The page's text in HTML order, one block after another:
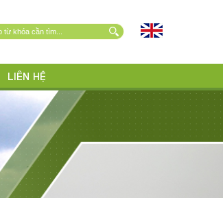
LIÊN HỆ